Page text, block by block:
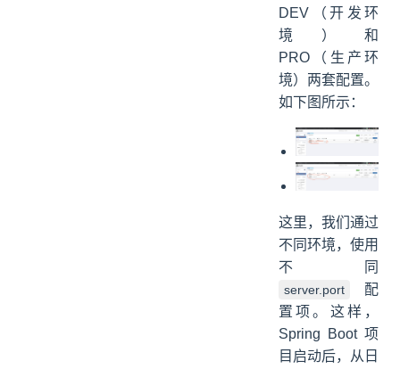
DEV（开发环
境）和
PRO（生产环
境）两套配置。
如下图所示：
这里，我们通过
不同环境，使用
不同
server.port
配
置项。这样，
Spring Boot 项
目启动后，从日